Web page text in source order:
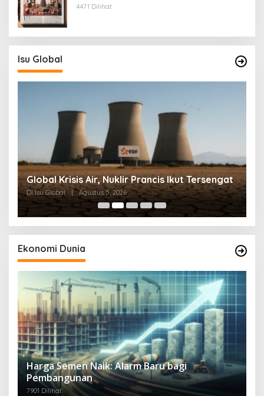
4471 Dilihat
Isu Global
Global Krisis Air, Nuklir Prancis Ikut Tersengat
Di Isu Global Agustus 5, 2026
Ekonomi Dunia
Harga Semen Naik: Alarm Baru bagi
Pembangunan
7901 Dilihat